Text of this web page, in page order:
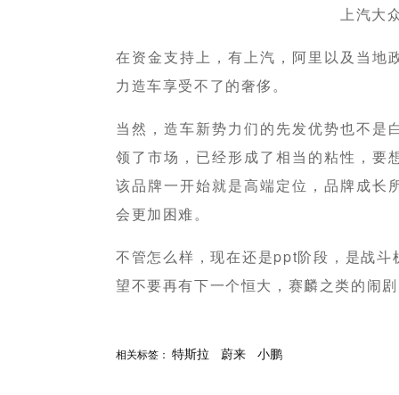
上汽大众工
在资金支持上，有上汽，阿里以及当地
力造车享受不了的奢侈。
当然，造车新势力们的先发优势也不是
领了市场，已经形成了相当的粘性，要
该品牌一开始就是高端定位，品牌成长
会更加困难。
不管怎么样，现在还是ppt阶段，是战
望不要再有下一个恒大，赛麟之类的闹
相关标签： 特斯拉 蔚来 小鹏
分享 赞